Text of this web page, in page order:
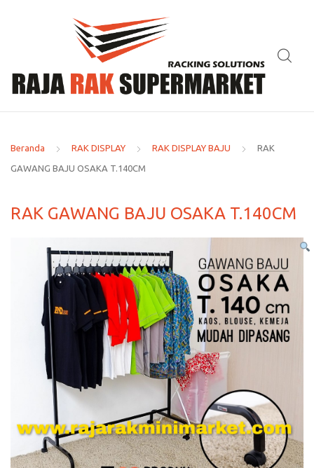
Beranda RAK DISPLAY RAK DISPLAY BAJU RAK
GAWANG BAJU OSAKA T.140CM
RAK GAWANG BAJU OSAKA T.140CM